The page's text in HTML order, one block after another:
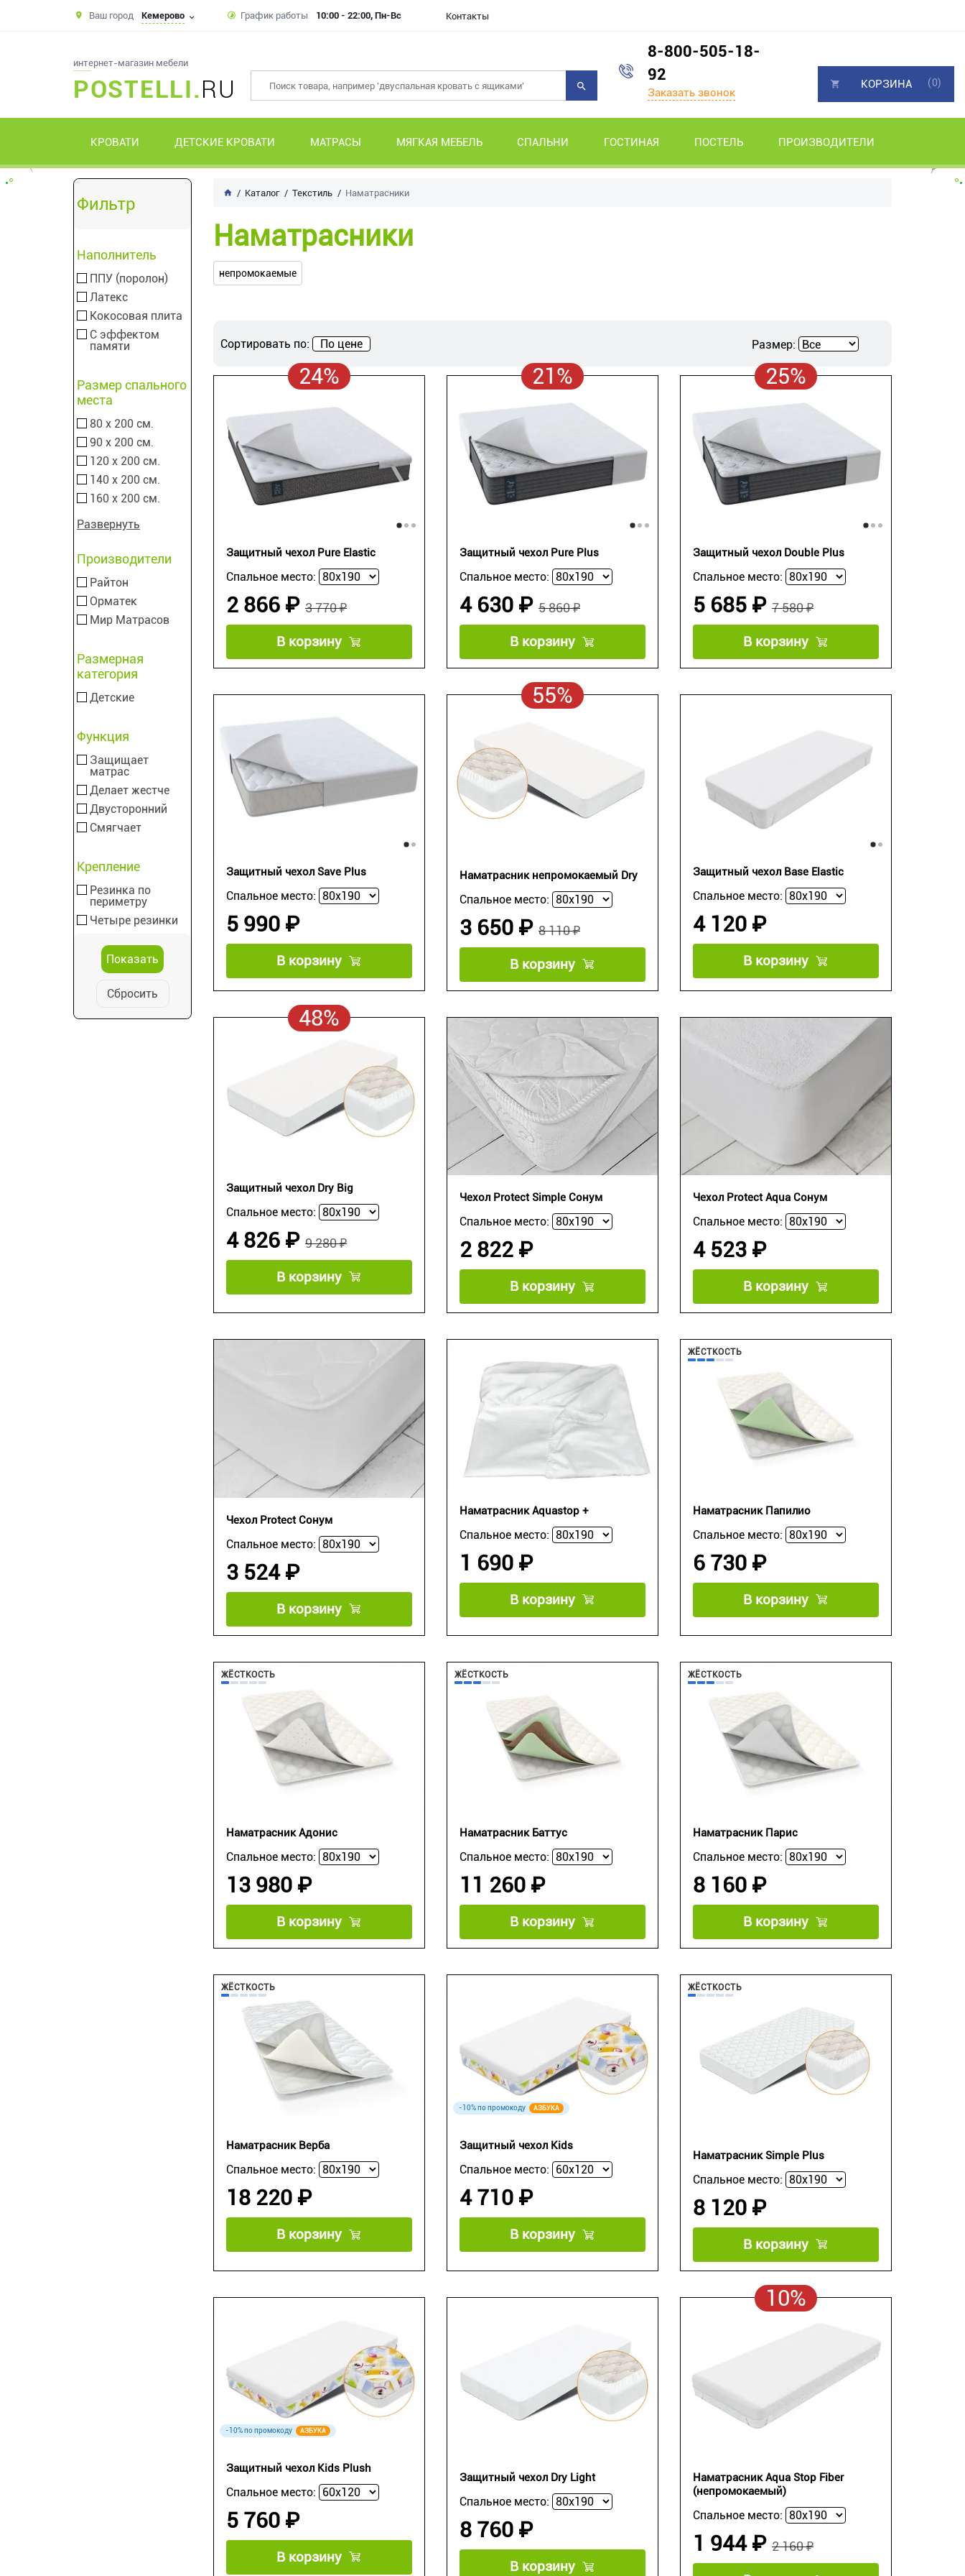
Ваш город Кемерово График работы 10:00 - 22:00, Пн-Вс Контакты
интернет-магазин мебели
POSTELLI.RU
8-800-505-18-
92
Заказать звонок
КРОВАТИ ДЕТСКИЕ КРОВАТИ МАТРАСЫ МЯГКАЯ МЕБЕЛЬ СПАЛЬНИ ГОСТИНАЯ ПОСТЕЛЬ ПРОИЗВОДИТЕЛИ
КОРЗИНА (0)
Фильтр
Наполнитель
ППУ (поролон)
Латекс
Кокосовая плита
С эффектом
памяти
Размер спального
места
80 х 200 см.
90 х 200 см.
120 х 200 см.
140 х 200 см.
160 х 200 см.
Развернуть
Производители
Райтон
Орматек
Мир Матрасов
Размерная
категория
Детские
Функция
Защищает
матрас
Делает жестче
Двусторонний
Смягчает
Крепление
Резинка по
периметру
Четыре резинки
Сбросить
Каталог Текстиль Наматрасники
Наматрасники
непромокаемые
Сортировать по: По цене Размер:
24%
Защитный чехол Pure Elastic
Спальное место:
3 770 ₽
2 866 ₽
В корзину
21%
Защитный чехол Pure Plus
Спальное место:
5 860 ₽
4 630 ₽
В корзину
25%
Защитный чехол Double Plus
Спальное место:
7 580 ₽
5 685 ₽
В корзину
Защитный чехол Save Plus
Спальное место:
5 990 ₽
В корзину
55%
Наматрасник непромокаемый Dry
Спальное место:
8 110 ₽
3 650 ₽
В корзину
Защитный чехол Base Elastic
Спальное место:
4 120 ₽
В корзину
48%
Защитный чехол Dry Big
Спальное место:
9 280 ₽
4 826 ₽
В корзину
Чехол Protect Simple Сонум
Спальное место:
2 822 ₽
В корзину
Чехол Protect Aqua Сонум
Спальное место:
4 523 ₽
В корзину
Чехол Protect Сонум
Спальное место:
3 524 ₽
В корзину
Наматрасник Aquastop +
Спальное место:
1 690 ₽
В корзину
ЖЁСТКОСТЬ
Наматрасник Папилио
Спальное место:
6 730 ₽
В корзину
ЖЁСТКОСТЬ
Наматрасник Адонис
Спальное место:
13 980 ₽
В корзину
ЖЁСТКОСТЬ
Наматрасник Баттус
Спальное место:
11 260 ₽
В корзину
ЖЁСТКОСТЬ
Наматрасник Парис
Спальное место:
8 160 ₽
В корзину
ЖЁСТКОСТЬ
Наматрасник Верба
Спальное место:
18 220 ₽
В корзину
-10% по промокоду АЗБУКА
Защитный чехол Kids
Спальное место:
4 710 ₽
В корзину
ЖЁСТКОСТЬ
Наматрасник Simple Plus
Спальное место:
8 120 ₽
В корзину
-10% по промокоду АЗБУКА
Защитный чехол Kids Plush
Спальное место:
5 760 ₽
В корзину
Защитный чехол Dry Light
Спальное место:
8 760 ₽
В корзину
10%
Наматрасник Aqua Stop Fiber
(непромокаемый)
Спальное место:
2 160 ₽
1 944 ₽